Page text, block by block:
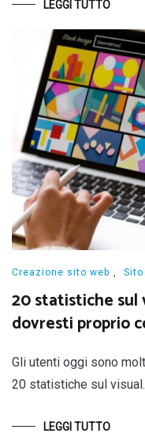
LEGGI TUTTO
Creazione sito web , Sito
20 statistiche sul
dovresti proprio
Gli utenti oggi sono
20 statistiche sul
LEGGI TUTTO